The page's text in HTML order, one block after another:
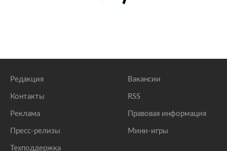
Редакция
Контакты
Реклама
Пресс-релизы
Техподдержка
Вакансии
RSS
Правовая информация
Мини-игры